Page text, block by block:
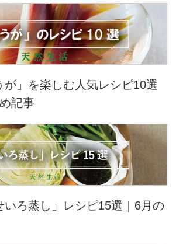
」を楽しむ人気レシピ10選
記事
ろ蒸し」レシピ15選｜6月の